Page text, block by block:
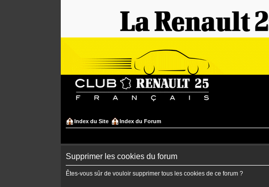
Index du Site Index du Forum
Supprimer les cookies du forum
Êtes-vous sûr de vouloir supprimer tous les cookies de ce forum ?